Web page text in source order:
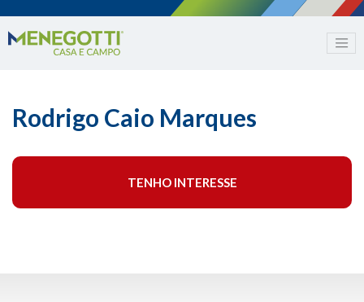
Rodrigo Caio Marques
TENHO INTERESSE